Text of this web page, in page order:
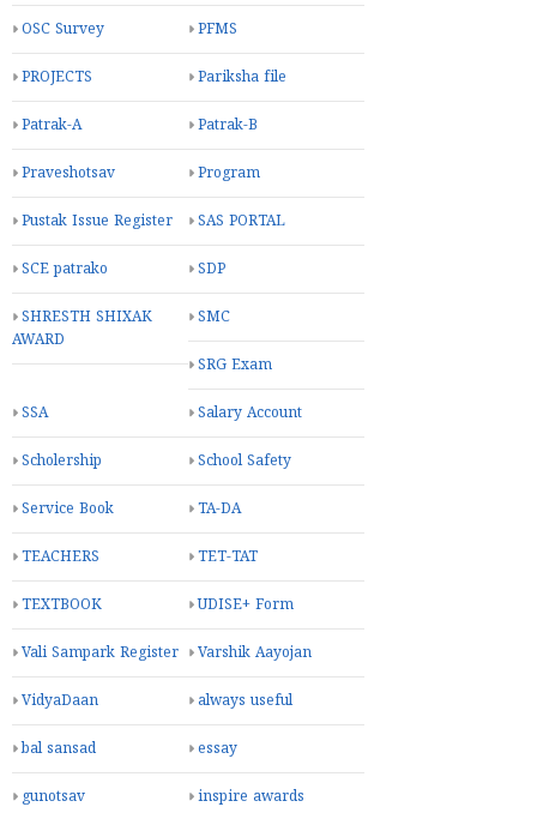
OSC Survey PFMS
PROJECTS Pariksha file
Patrak-A Patrak-B
Praveshotsav Program
Pustak Issue Register SAS PORTAL
SCE patrako SDP
SHRESTH SHIXAK
AWARD
SMC
SRG Exam
SSA Salary Account
Scholership School Safety
Service Book TA-DA
TEACHERS TET-TAT
TEXTBOOK UDISE+ Form
Vali Sampark Register Varshik Aayojan
VidyaDaan always useful
bal sansad essay
gunotsav inspire awards